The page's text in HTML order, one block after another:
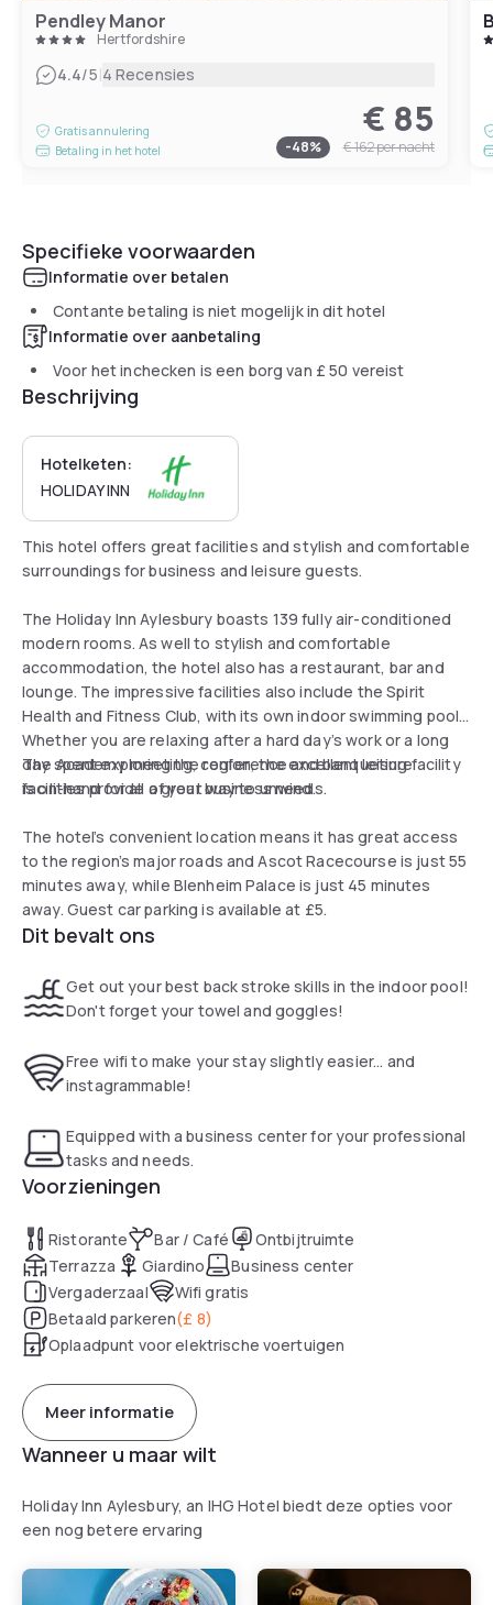
Pendley Manor
Hertfordshire
4.4/5|4 Recensies
Gratis annulering
Betaling in het hotel
€ 85
-48% € 162per nacht
Specifieke voorwaarden
Informatie over betalen
Contante betaling is niet mogelijk in dit hotel
Informatie over aanbetaling
Voor het inchecken is een borg van £ 50 vereist
Beschrijving
Hotelketen:
HOLIDAY INN
This hotel offers great facilities and stylish and comfortable
surroundings for business and leisure guests.
The Holiday Inn Aylesbury boasts 139 fully air-conditioned
modern rooms. As well to stylish and comfortable
accommodation, the hotel also has a restaurant, bar and
lounge. The impressive facilities also include the Spirit
Health and Fitness Club, with its own indoor swimming pool.
Whether you are relaxing after a hard day’s work or a long
day spent exploring the region, the excellent leisure
facilities provide a great way to unwind.
The Academy meeting, conference and banqueting facility
is on-hand for all of your business needs.
The hotel’s convenient location means it has great access
to the region’s major roads and Ascot Racecourse is just 55
minutes away, while Blenheim Palace is just 45 minutes
away. Guest car parking is available at £5.
Dit bevalt ons
Get out your best back stroke skills in the indoor pool!
Don't forget your towel and goggles!
Free wifi to make your stay slightly easier... and
instagrammable!
Equipped with a business center for your professional
tasks and needs.
Voorzieningen
Ristorante Bar / Café
Ontbijtruimte
Terrazza
Giardino
Business center
Vergaderzaal
Wifi gratis
Betaald parkeren(£ 8)
Oplaadpunt voor elektrische voertuigen
Meer informatie
Wanneer u maar wilt
Holiday Inn Aylesbury, an IHG Hotel biedt deze opties voor
een nog betere ervaring